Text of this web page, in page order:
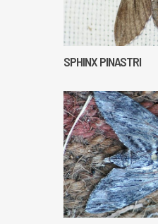
SPHINX PINASTRI